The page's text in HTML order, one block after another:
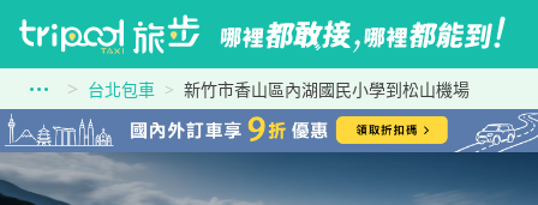
台北包車 新竹市香山區內湖國民小學到松山機場